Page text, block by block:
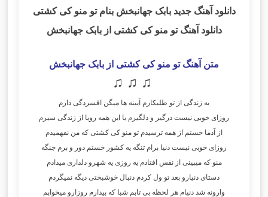
دانلود آهنگ جدید بابک جهانبخش بنام تو منو کی کشتی
دانلود آهنگ تو منو کی کشتی از بابک جهانبخش
متن آهنگ تو منو کی کشتی از بابک جهانبخش
♫ ♫ ♫
یه زندگی از تو طلبکارم آیینه ها میگن افسردگی دارم
روزای خوبی نیست درگیر و دلگیرم با این همه رویا از زندگی سیرم
از آدما خستم از همه ترسیدم تو منو کی کشتی که من نفهمیدم
روزای خوبی نیست دنیا برام تنگه یه کشور خستم دور و برم جنگه
منو که میبینی از نفس افتادم یه روزی یه شهرو دلداری میدادم
دستای دنیارو بعد تو ول کردم دنبال خوشبختی دیگه نمیگردم
وارونه شد دنیام هر لحظه بی تابم شبا که بیدارم روزارو میخوابم